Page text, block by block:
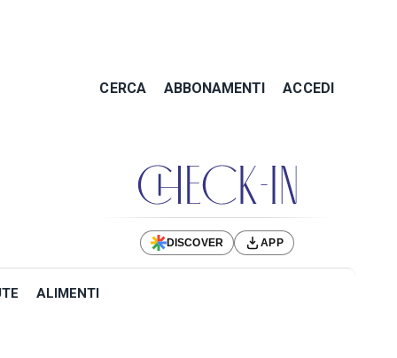
CERCA ABBONAMENTI ACCEDI
DISCOVER APP
ALIMENTI